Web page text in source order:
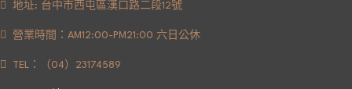
地址: 台中市西屯區漢口路二段12號
營業時間：AM12:00-PM21:00 六日公休
TEL：（04）23174589